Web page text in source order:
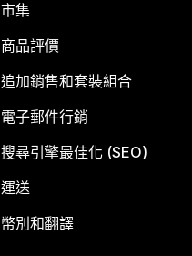
市集
商品評價
追加銷售和套裝組合
電子郵件行銷
搜尋引擎最佳化 (SEO)
運送
幣別和翻譯